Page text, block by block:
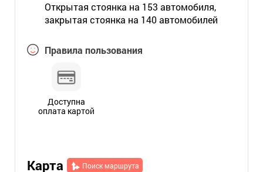
Открытая стоянка на 153 автомобиля,
закрытая стоянка на 140 автомобилей
Правила пользования
Доступна
оплата картой
Карта Поиск маршрута